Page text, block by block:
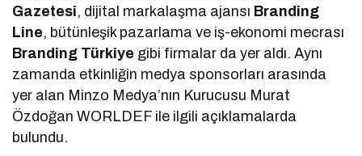
Gazetesi, dijital markalaşma ajansı Branding
Line, bütünleşik pazarlama ve iş-ekonomi mecrası
Branding Türkiye gibi firmalar da yer aldı. Aynı
zamanda etkinliğin medya sponsorları arasında
yer alan Minzo Medya’nın Kurucusu Murat
Özdoğan WORLDEF ile ilgili açıklamalarda
bulundu.